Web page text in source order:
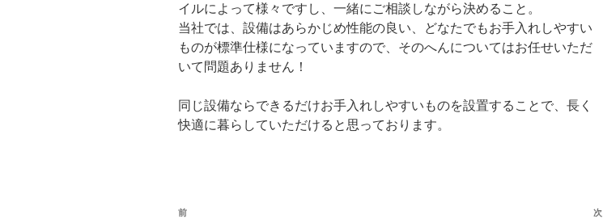
イルによって様々ですし、一緒にご相談しながら決めること。
当社では、設備はあらかじめ性能の良い、どなたでもお手入れしやすい
ものが標準仕様になっていますので、そのへんについてはお任せいただ
いて問題ありません！
同じ設備ならできるだけお手入れしやすいものを設置することで、長く
快適に暮らしていただけると思っております。
投
過
前 次